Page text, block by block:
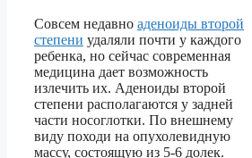
Совсем недавно аденоиды второй
степени удаляли почти у каждого
ребенка, но сейчас современная
медицина дает возможность
излечить их. Аденоиды второй
степени располагаются у задней
части носоглотки. По внешнему
виду походи на опухолевидную
массу, состоящую из 5-6 долек.